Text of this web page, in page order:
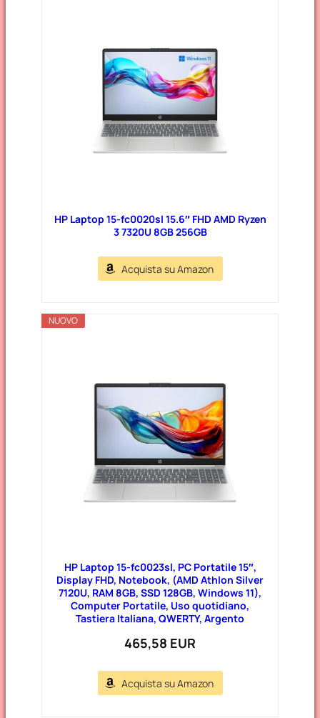
e
HP Laptop 15-fc0020sl 15.6″ FHD AMD Ryzen
3 7320U 8GB 256GB
Acquista su Amazon
NUOVO
HP Laptop 15-fc0023sl, PC Portatile 15″,
Display FHD, Notebook, (AMD Athlon Silver
7120U, RAM 8GB, SSD 128GB, Windows 11),
Computer Portatile, Uso quotidiano,
Tastiera Italiana, QWERTY, Argento
465,58 EUR
Acquista su Amazon